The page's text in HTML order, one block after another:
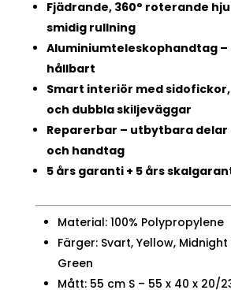
Fjädrande, 360° roterande
smidig rullning
Aluminiumteleskophandtag –
hållbart
Smart interiör med
och dubbla skiljeväggar
Reparerbar – utbytbara delar
och handtag
5 års garanti + 5 års
Material: 100% Polypropylene
Färger: Svart, Yellow, Midnight
Green
Mått: 55 cm S – 55 x 40 x 20/